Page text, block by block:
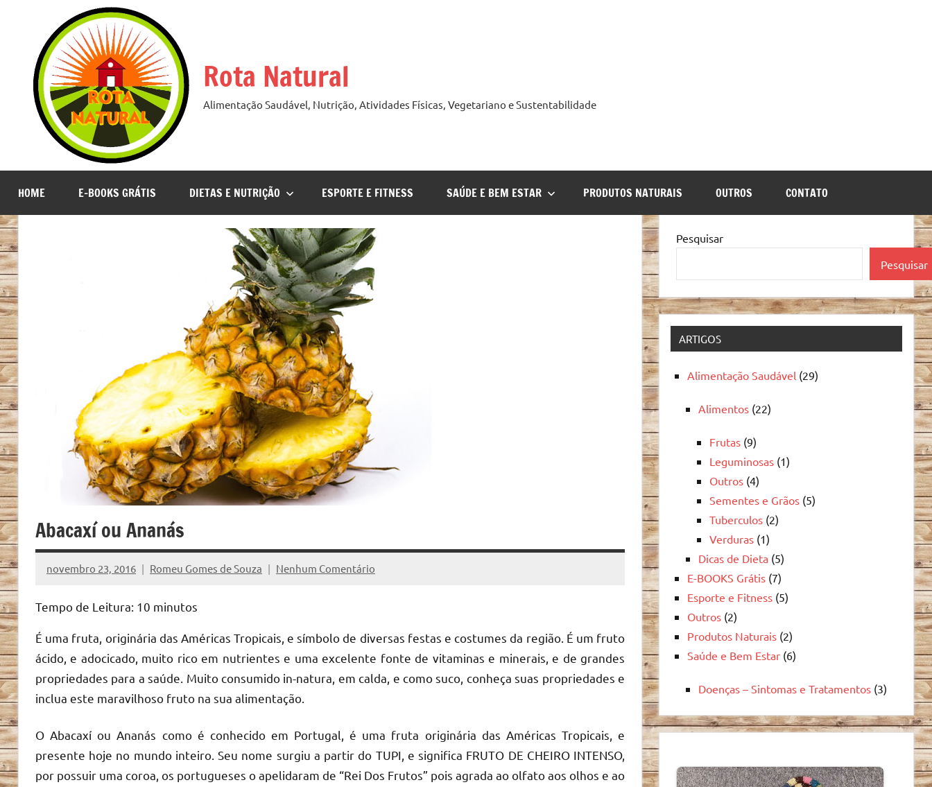
conteúdo
Rota Natural
Alimentação Saudável, Nutrição, Atividades Físicas, Vegetariano e Sustentabilidade
HOME E-BOOKS GRÁTIS DIETAS E NUTRIÇÃO ESPORTE E FITNESS SAÚDE E BEM ESTAR PRODUTOS NATURAIS OUTROS CONTATO
Abacaxí ou Ananás
novembro 23, 2016 Romeu Gomes de Souza Nenhum Comentário
Tempo de Leitura: 10 minutos
É uma fruta, originária das Américas Tropicais, e símbolo de diversas festas e costumes da região. É um fruto
ácido, e adocicado, muito rico em nutrientes e uma excelente fonte de vitaminas e minerais, e de grandes
propriedades para a saúde. Muito consumido in-natura, em calda, e como suco, conheça suas propriedades e
inclua este maravilhoso fruto na sua alimentação.
O Abacaxí ou Ananás como é conhecido em Portugal, é uma fruta originária das Américas Tropicais, e
presente hoje no mundo inteiro. Seu nome surgiu a partir do TUPI, e significa FRUTO DE CHEIRO INTENSO,
por possuir uma coroa, os portugueses o apelidaram de “Rei Dos Frutos” pois agrada ao olfato aos olhos e ao
Pesquisar
Pesquisar
ARTIGOS
Alimentação Saudável (29)
Alimentos (22)
Frutas (9)
Leguminosas (1)
Outros (4)
Sementes e Grãos (5)
Tuberculos (2)
Verduras (1)
Dicas de Dieta (5)
E-BOOKS Grátis (7)
Esporte e Fitness (5)
Outros (2)
Produtos Naturais (2)
Saúde e Bem Estar (6)
Doenças – Sintomas e Tratamentos (3)